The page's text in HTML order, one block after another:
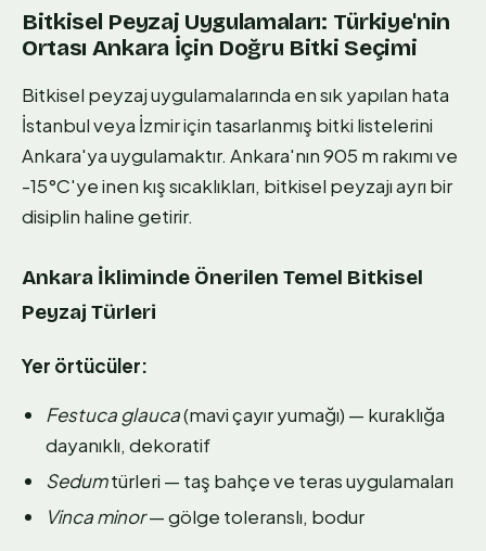
Bitkisel Peyzaj Uygulamaları: Türkiye'nin
Ortası Ankara İçin Doğru Bitki Seçimi
Bitkisel peyzaj uygulamalarında en sık yapılan hata
İstanbul veya İzmir için tasarlanmış bitki listelerini
Ankara'ya uygulamaktır. Ankara'nın 905 m rakımı ve
-15°C'ye inen kış sıcaklıkları, bitkisel peyzajı ayrı bir
disiplin haline getirir.
Ankara İkliminde Önerilen Temel Bitkisel
Peyzaj Türleri
Yer örtücüler:
Festuca glauca(mavi çayır yumağı) — kuraklığa
dayanıklı, dekoratif
Sedumtürleri — taş bahçe ve teras uygulamaları
Vinca minor— gölge toleranslı, bodur